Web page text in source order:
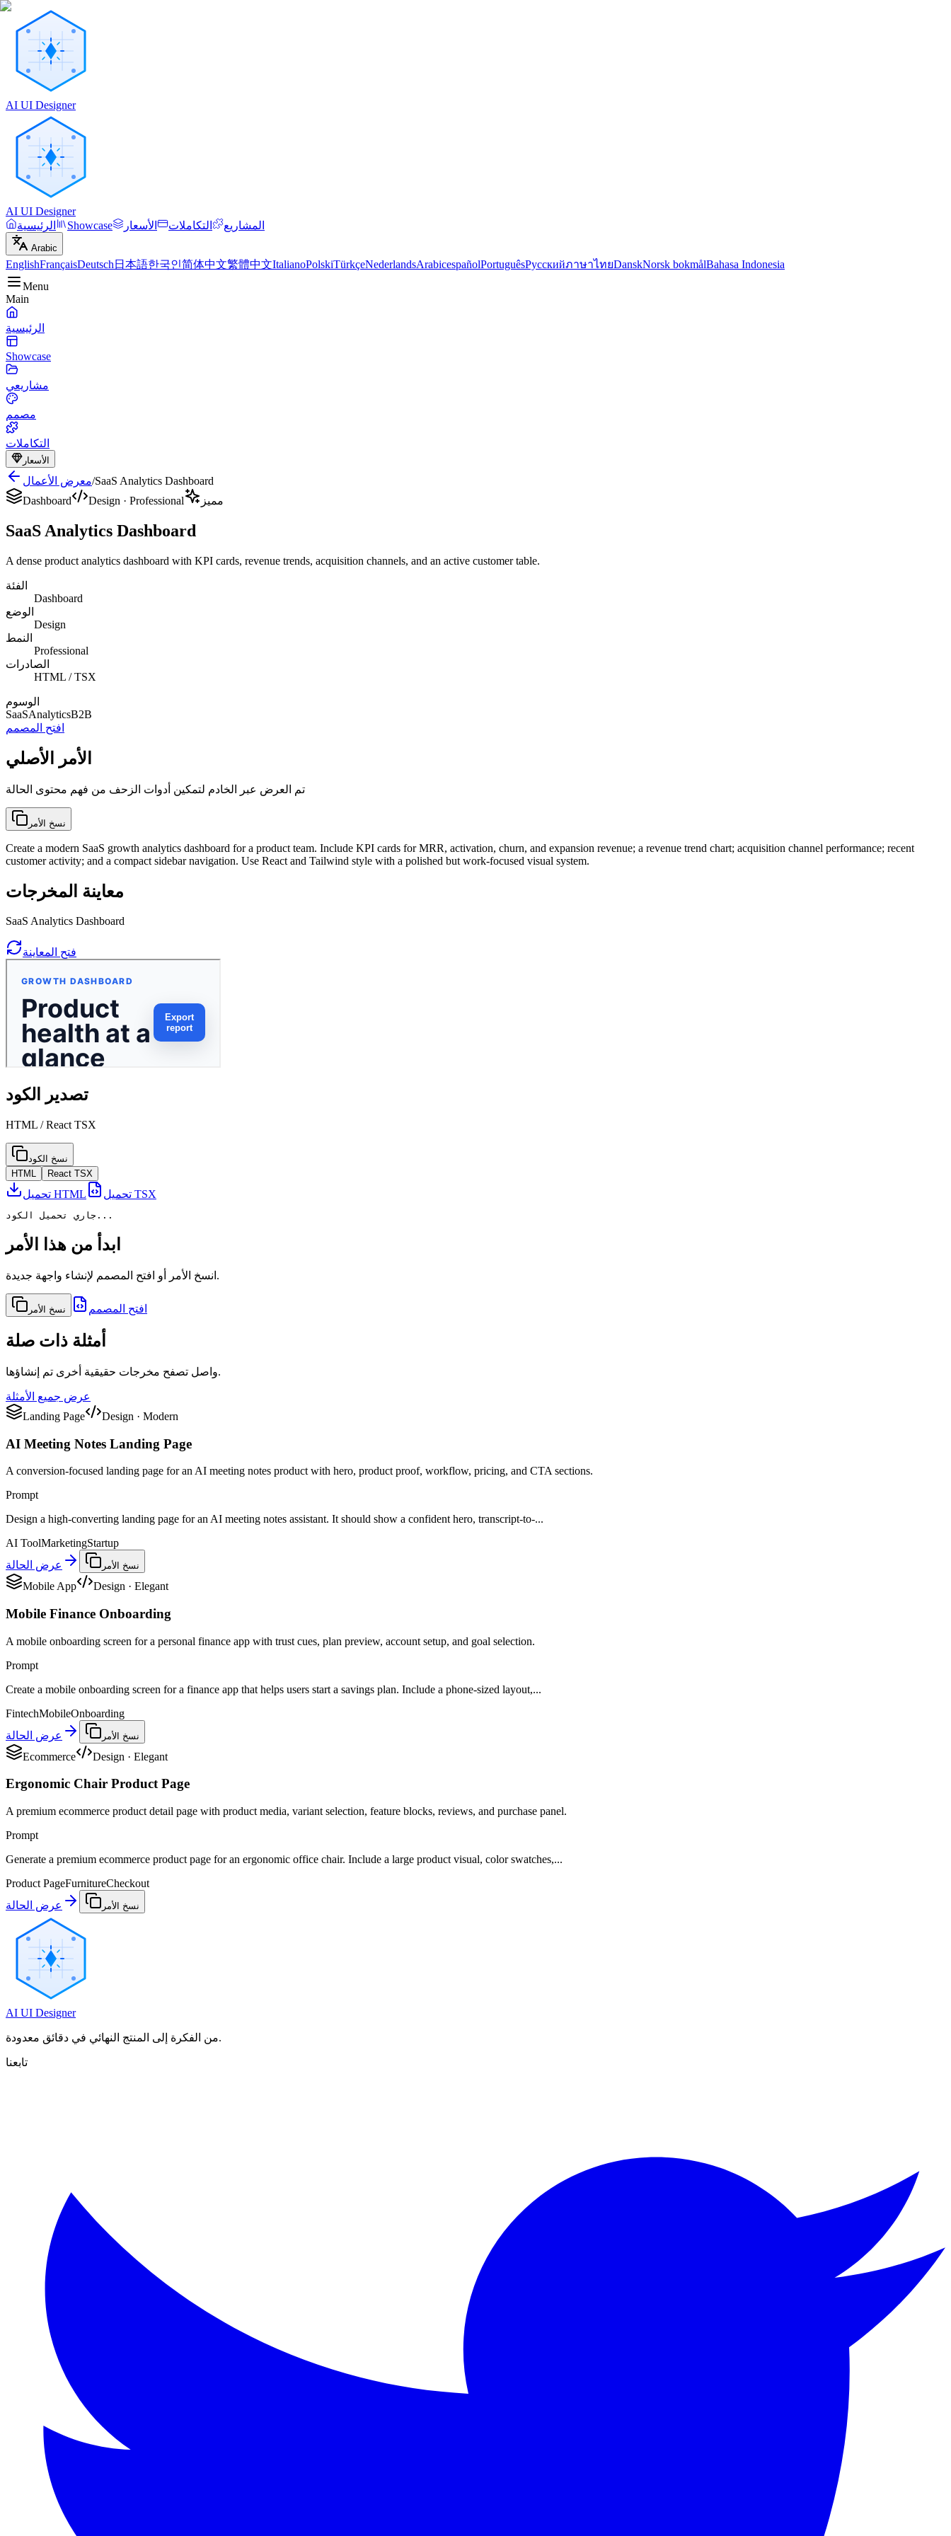
AI UI Designer
AI UI Designer
الرئيسية
Showcase المشاريع التكاملات الأسعار
Arabic
EnglishFrançaisDeutsch 日本語한국인简体中文繁體中文ItalianoPolskiTürkçeNederlandsArabicespañolPortuguêsРусскийภาษาไทยDanskNorsk bokmålBahasa Indonesia
Menu
Main
الرئيسية
Showcase
مشاريعي
مصمم
التكاملات
الأسعار
معرض الأعمال/SaaS Analytics Dashboard
Dashboard
Design · Professional مميز
SaaS Analytics Dashboard
A dense product analytics dashboard with KPI cards, revenue trends, acquisition channels, and an active customer table.
الفئة
Dashboard
الوضع
Design
النمط
Professional
الصادرات
HTML / TSX
الوسوم
SaaSAnalyticsB2B
افتح المصمم
الأمر الأصلي
تم العرض عبر الخادم لتمكين أدوات الزحف من فهم محتوى الحالة
نسخ الأمر
Create a modern SaaS growth analytics dashboard for a product team. Include KPI cards for MRR, activation, churn, and expansion revenue; a revenue trend chart; acquisition channel performance; recent
customer activity; and a compact sidebar navigation. Use React and Tailwind style with a polished but work-focused visual system.
معاينة المخرجات
SaaS Analytics Dashboard
فتح المعاينة
تصدير الكود
HTML / React TSX
نسخ الكود
HTML
React TSX
تحميل HTML تحميل TSX
جاري تحميل الكود...
ابدأ من هذا الأمر
انسخ الأمر أو افتح المصمم لإنشاء واجهة جديدة.
نسخ الأمر افتح المصمم
أمثلة ذات صلة
واصل تصفح مخرجات حقيقية أخرى تم إنشاؤها.
عرض جميع الأمثلة
Landing Page
Design · Modern
AI Meeting Notes Landing Page
A conversion-focused landing page for an AI meeting notes product with hero, product proof, workflow, pricing, and CTA sections.
Prompt
Design a high-converting landing page for an AI meeting notes assistant. It should show a confident hero, transcript-to-...
AI ToolMarketingStartup
عرض الحالة
نسخ الأمر
Mobile App Design · Elegant
Mobile Finance Onboarding
A mobile onboarding screen for a personal finance app with trust cues, plan preview, account setup, and goal selection.
Prompt
Create a mobile onboarding screen for a finance app that helps users start a savings plan. Include a phone-sized layout,...
FintechMobileOnboarding
عرض الحالة
نسخ الأمر
Ecommerce Design · Elegant
Ergonomic Chair Product Page
A premium ecommerce product detail page with product media, variant selection, feature blocks, reviews, and purchase panel.
Prompt
Generate a premium ecommerce product page for an ergonomic office chair. Include a large product visual, color swatches,...
Product PageFurnitureCheckout
عرض الحالة
نسخ الأمر
AI UI Designer
من الفكرة إلى المنتج النهائي في دقائق معدودة.
تابعنا